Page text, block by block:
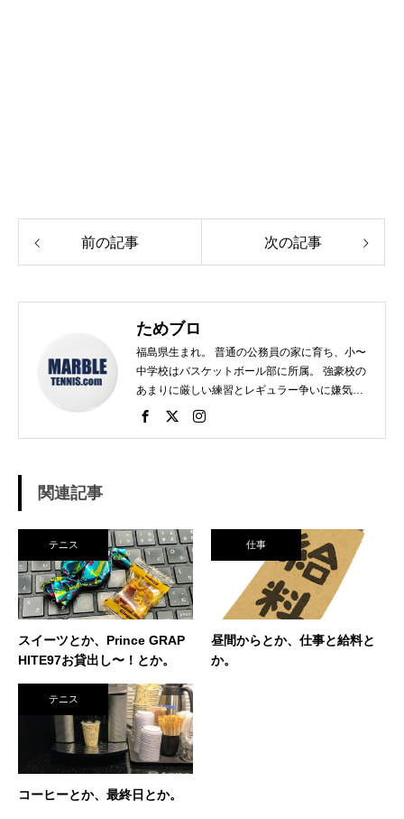
前の記事 次の記事
ためブロ
福島県生まれ。 普通の公務員の家に育ち、小〜
中学校はバスケットボール部に所属。 強豪校の
あまりに厳しい練習とレギュラー争いに嫌気が
さし、個人スポーツをやることに。 高校で見つ
素振りをした途端に、先輩に「センスなし」か
ら一刀両断。（笑） そんなテニスとの出会い
が、今に至り、テニスで生きているという不思
議な人生。 テニスを軸にたくさん勉強させても
らったことを駆使して、 テニス業界、スポーツ
ビジネス界で生きている今現在。 座右の銘は
「努力に勝る天才なし」 セミナー講師や研修も
関連記事
テニス
スイーツとか、Prince GRAP
HITE97お貸出し〜！とか。
仕事
昼間からとか、仕事と給料と
か。
テニス
コーヒーとか、最終日とか。